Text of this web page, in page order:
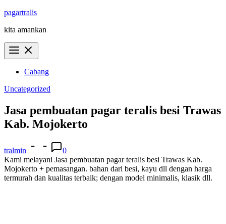
Skip
content
pagartralis
kita amankan
Cabang
Uncategorized
Jasa pembuatan pagar teralis besi Trawas
Kab. Mojokerto
tralmin
0
Kami melayani Jasa pembuatan pagar teralis besi Trawas Kab.
Mojokerto + pemasangan. bahan dari besi, kayu dll dengan harga
termurah dan kualitas terbaik; dengan model minimalis, klasik dll.